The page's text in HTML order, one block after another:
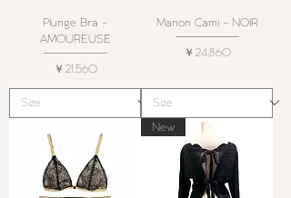
Plunge Bra -
AMOUREUSE
価格
￥21,560
Manon Cami - NOIR
価格
￥24,860
New